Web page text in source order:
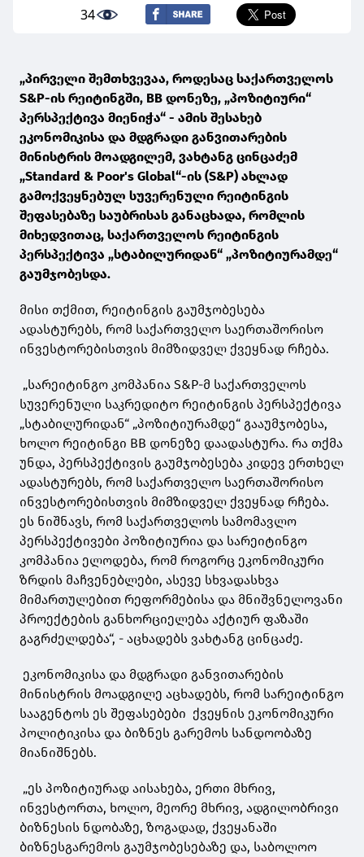
34
„პირველი შემთხვევაა, როდესაც საქართველოს
S&P-ის რეიტინგში, BB დონეზე, „პოზიტიური“
პერსპექტივა მიენიჭა“ - ამის შესახებ
ეკონომიკისა და მდგრადი განვითარების
მინისტრის მოადგილემ, ვახტანგ ცინცაძემ
„Standard & Poor's Global“-ის (S&P) ახლად
გამოქვეყნებულ სუვერენული რეიტინგის
შეფასებაზე საუბრისას განაცხადა, რომლის
მიხედვითაც, საქართველოს რეიტინგის
პერსპექტივა „სტაბილურიდან“ „პოზიტიურამდე“
გაუმჯობესდა.
მისი თქმით, რეიტინგის გაუმჯობესება
ადასტურებს, რომ საქართველო საერთაშორისო
ინვესტორებისთვის მიმზიდველ ქვეყნად რჩება.
„სარეიტინგო კომპანია S&P-მ საქართველოს
სუვერენული საკრედიტო რეიტინგის პერსპექტივა
„სტაბილურიდან“ „პოზიტიურამდე“ გააუმჯობესა,
ხოლო რეიტინგი BB დონეზე დაადასტურა. რა თქმა
უნდა, პერსპექტივის გაუმჯობესება კიდევ ერთხელ
ადასტურებს, რომ საქართველო საერთაშორისო
ინვესტორებისთვის მიმზიდველ ქვეყნად რჩება.
ეს ნიშნავს, რომ საქართველოს სამომავლო
პერსპექტივები პოზიტიურია და სარეიტინგო
კომპანია ელოდება, რომ როგორც ეკონომიკური
ზრდის მაჩვენებლები, ასევე სხვადასხვა
მიმართულებით რეფორმებისა და მნიშვნელოვანი
პროექტების განხორციელება აქტიურ ფაზაში
გაგრძელდება“, - აცხადებს ვახტანგ ცინცაძე.
ეკონომიკისა და მდგრადი განვითარების
მინისტრის მოადგილე აცხადებს, რომ სარეიტინგო
სააგენტოს ეს შეფასებები ქვეყნის ეკონომიკური
პოლიტიკისა და ბიზნეს გარემოს სანდოობაზე
მიანიშნებს.
„ეს პოზიტიურად აისახება, ერთი მხრივ,
ინვესტორთა, ხოლო, მეორე მხრივ, ადგილობრივი
ბიზნესის ნდობაზე, ზოგადად, ქვეყანაში
ბიზნესგარემოს გაუმჯობესებაზე და, საბოლოო